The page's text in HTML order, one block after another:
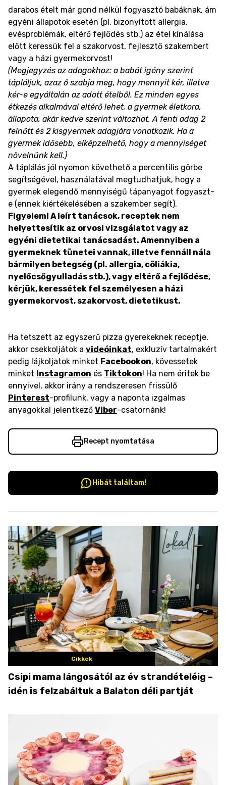
darabos ételt már gond nélkül fogyasztó babáknak, ám
egyéni állapotok esetén (pl. bizonyított allergia,
evésproblémák, eltérő fejlődés stb.) az étel kínálása
előtt keressük fel a szakorvost, fejlesztő szakembert
vagy a házi gyermekorvost!
(Megjegyzés az adagokhoz: a babát igény szerint
tápláljuk, azaz ő szabja meg, hogy mennyit kér, illetve
kér-e egyáltalán az adott ételből. Ez minden egyes
étkezés alkalmával eltérő lehet, a gyermek életkora,
állapota, akár kedve szerint változhat. A fenti adag 2
felnőtt és 2 kisgyermek adagjára vonatkozik. Ha a
gyermek idősebb, elképzelhető, hogy a mennyiséget
növelnünk kell.)
A táplálás jól nyomon követhető a percentilis görbe
segítségével, használatával megtudhatjuk, hogy a
gyermek elegendő mennyiségű tápanyagot fogyaszt-
e (ennek kiértékelésében a szakember segít).
Figyelem! A leírt tanácsok, receptek nem
helyettesítik az orvosi vizsgálatot vagy az
egyéni dietetikai tanácsadást. Amennyiben a
gyermeknek tünetei vannak, illetve fennáll nála
bármilyen betegség (pl. allergia, cöliákia,
nyelőcsőgyulladás stb.), vagy eltérő a fejlődése,
kérjük, keressétek fel személyesen a házi
gyermekorvost, szakorvost, dietetikust.
Ha tetszett az egyszerű pizza gyerekeknek receptje,
akkor csekkoljátok a videóinkat, exkluzív tartalmakért
pedig lájkoljatok minket Facebookon, kövessetek
minket Instagramon és Tiktokon! Ha nem éritek be
ennyivel, akkor irány a rendszeresen frissülő
Pinterest-profilunk, vagy a naponta izgalmas
anyagokkal jelentkező Viber-csatornánk!
Recept nyomtatása
Hibát találtam!
Cikkek
Csipi mama lángosától az év strandételéig –
idén is felzabáltuk a Balaton déli partját